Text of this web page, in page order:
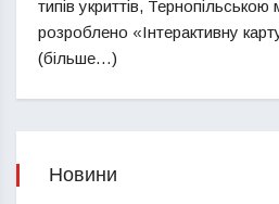
типів укриттів,
розроблено «Інтерактивну
(більше…)
Новини